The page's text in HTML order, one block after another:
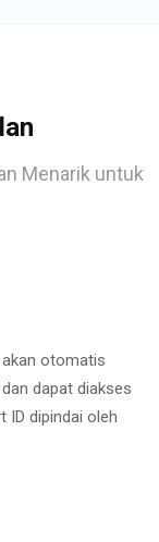
Menarik untuk
otomatis
dapat diakses
ID dipindai oleh